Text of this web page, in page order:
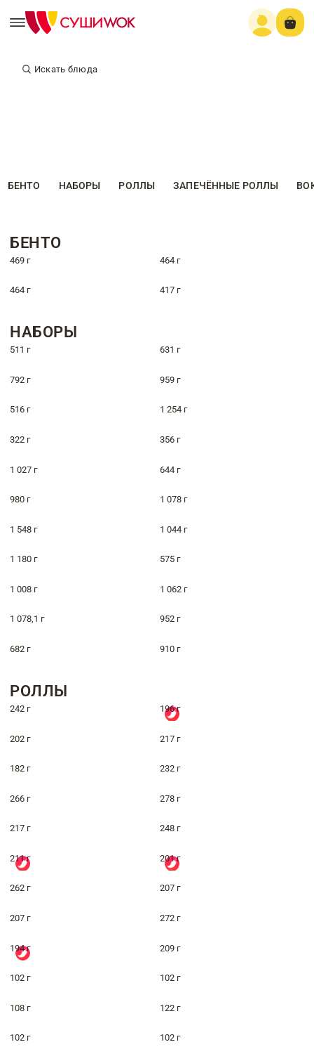
Искать блюда
БЕНТО НАБОРЫ РОЛЛЫ ЗАПЕЧЁННЫЕ РОЛЛЫ
БЕНТО
469 г 464 г
464 г 417 г
НАБОРЫ
511 г 631 г
792 г 959 г
516 г 1 254 г
322 г 356 г
1 027 г 644 г
980 г 1 078 г
1 548 г 1 044 г
1 180 г 575 г
1 008 г 1 062 г
1 078,1 г 952 г
682 г 910 г
РОЛЛЫ
242 г 196 г
202 г 217 г
182 г 232 г
266 г 278 г
217 г 248 г
211 г 201 г
262 г 207 г
207 г 272 г
194 г 209 г
102 г 102 г
108 г 122 г
102 г 102 г